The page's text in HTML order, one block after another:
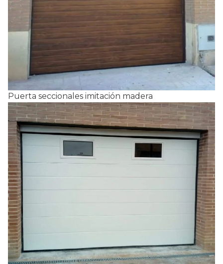
Puerta seccionales imitación madera